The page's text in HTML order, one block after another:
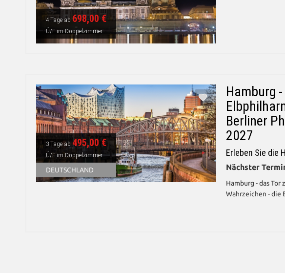
4 Tage ab698,00 €
Ü/F im Doppelzimmer
3 Tage ab495,00 €
Ü/F im Doppelzimmer
DEUTSCHLAND
Hamburg
Berliner
2027
Erleben Sie die
Nächster
Hamburg - das Tor
Wahrzeichen - die